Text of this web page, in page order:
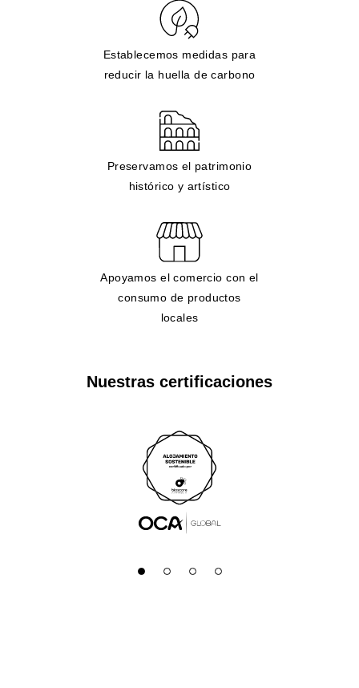
Establecemos medidas para
reducir la huella de carbono
Preservamos el patrimonio
histórico y artístico
Apoyamos el comercio con el
consumo de productos
locales
Nuestras certificaciones